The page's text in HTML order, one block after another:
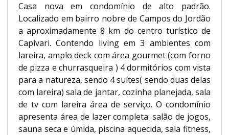
Casa nova em condomínio de alto padrão.
Localizado em bairro nobre de Campos do Jordão
a aproximadamente 8 km do centro turístico de
Capivari. Contendo living em 3 ambientes com
lareira, amplo deck com área gourmet (com forno
de pizza e churrasqueira ) 4 dormitórios com vista
para a natureza, sendo 4 suítes( sendo duas delas
com lareira) sala de jantar, cozinha planejada, sala
de tv com lareira área de serviço. O condomínio
apresenta área de lazer completa: salão de jogos,
sauna seca e úmida, piscina aquecida, sala fitness,